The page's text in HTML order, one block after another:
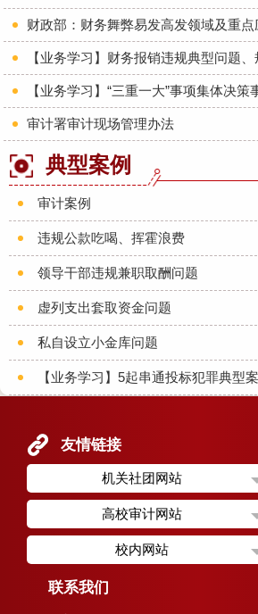
财政部：财务舞弊易发高发领域及重
【业务学习】财务报销违规典型问题
【业务学习】“三重一大”事项集体决
审计署审计现场管理办法
典型案例
审计案例
违规公款吃喝、挥霍浪费
领导干部违规兼职取酬问题
虚列支出套取资金问题
私自设立小金库问题
【业务学习】5起串通投标犯罪典型
友情链接
机关社团网站
高校审计网站
校内网站
联系我们